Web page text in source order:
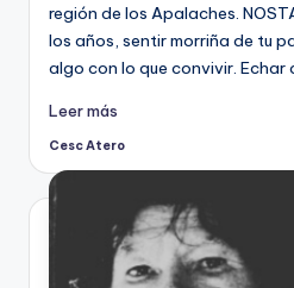
región de los Apalaches.
los años, sentir morriña de tu
algo con lo que convivir. Echar
Leer más
Publicado
Cesc Atero